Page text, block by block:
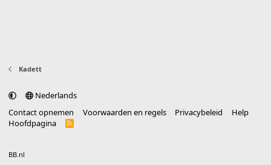
Kadett
Nederlands
Contact opnemen
Voorwaarden en regels Privacybeleid
Help
Hoofdpagina
R
BB.nl